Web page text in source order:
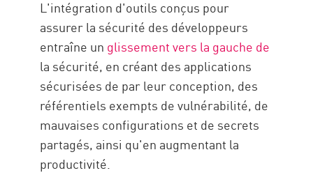
L'intégration d'outils conçus pour
assurer la sécurité des développeurs
entraîne un glissement vers la gauche de
la sécurité, en créant des applications
sécurisées de par leur conception, des
référentiels exempts de vulnérabilité, de
mauvaises configurations et de secrets
partagés, ainsi qu'en augmentant la
productivité.